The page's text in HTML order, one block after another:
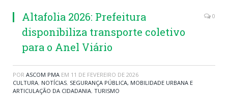
Altafolia 2026: Prefeitura
disponibiliza transporte coletivo
para o Anel Viário
0
POR ASCOM PMA EM 11 DE FEVEREIRO DE 2026
CULTURA, NOTÍCIAS, SEGURANÇA PÚBLICA, MOBILIDADE URBANA E
ARTICULAÇÃO DA CIDADANIA, TURISMO